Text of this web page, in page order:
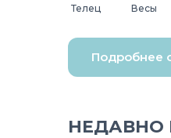
Телец Весы
Подробнее
НЕДАВНО